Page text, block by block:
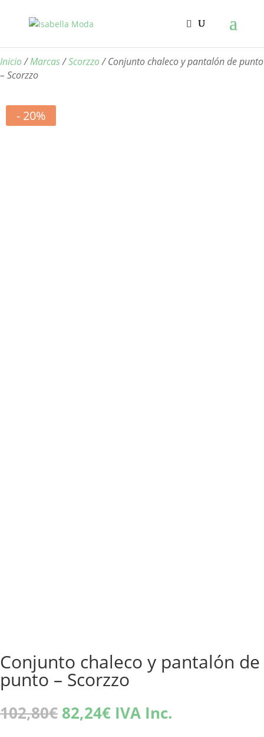
Inicio/Marcas/Scorzzo/ Conjunto chaleco y pantalón de punto
– Scorzzo
- 20%
Conjunto chaleco y pantalón de
punto – Scorzzo
102,80€ El
precio
82,24€El
precio
IVA Inc.